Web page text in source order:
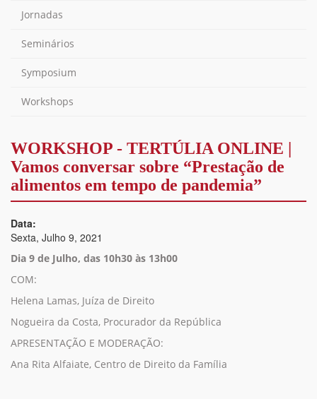
Jornadas
Seminários
Symposium
Workshops
WORKSHOP - TERTÚLIA ONLINE |
Vamos conversar sobre “Prestação de
alimentos em tempo de pandemia”
Data:
Sexta, Julho 9, 2021
Dia 9 de Julho, das 10h30 às 13h00
COM:
Helena Lamas, Juíza de Direito
Nogueira da Costa, Procurador da República
APRESENTAÇÃO E MODERAÇÃO:
Ana Rita Alfaiate, Centro de Direito da Família